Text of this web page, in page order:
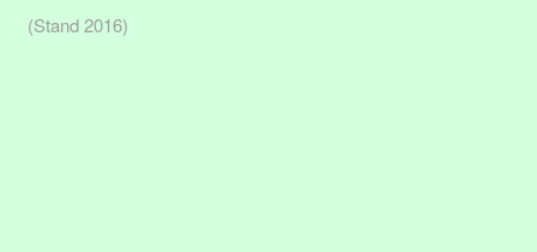
(Stand 2016)